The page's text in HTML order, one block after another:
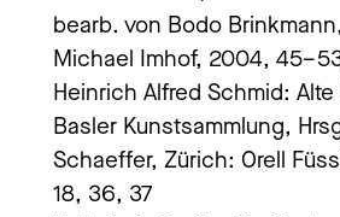
bearb. von Bodo
Michael Imhof, 2004,
Heinrich Alfred Schmid:
Basler Kunstsammlung,
Schaeffer, Zürich: Orell
18, 36, 37